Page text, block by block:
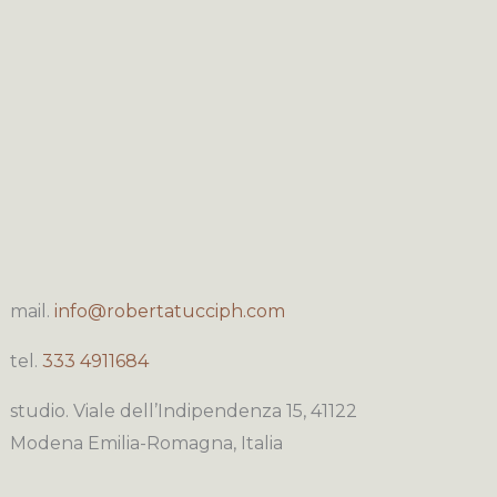
mail.info@robertatucciph.com
tel.333 4911684
studio. Viale dell’Indipendenza 15, 41122
Modena Emilia-Romagna, Italia